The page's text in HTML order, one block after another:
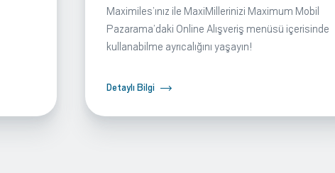
Maximiles’ınız ile MaxiMillerinizi Maximum Mobil
Pazarama’daki Online Alışveriş menüsü içerisinde
kullanabilme ayrıcalığını yaşayın!
Detaylı Bilgi